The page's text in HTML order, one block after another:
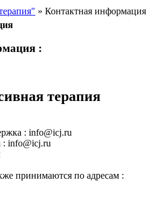
» Контактная информация
:
терапия
: info@icj.ru
: info@icj.ru
принимаются по адресам :